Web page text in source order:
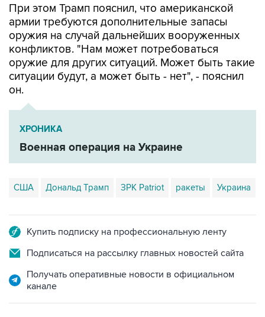
При этом Трамп пояснил, что американской
армии требуются дополнительные запасы
оружия на случай дальнейших вооруженных
конфликтов. "Нам может потребоваться
оружие для других ситуаций. Может быть такие
ситуации будут, а может быть - нет", - пояснил
он.
ХРОНИКА
Военная операция на Украине
США Дональд Трамп ЗРК Patriot ракеты Украина
Купить подписку на профессиональную ленту
Подписаться на рассылку главных новостей сайта
Получать оперативные новости в официальном
канале